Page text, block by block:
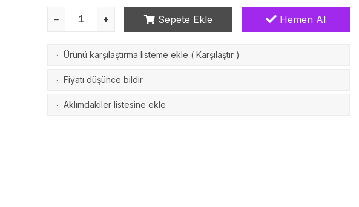
Sepete Ekle Hemen Al
· Ürünü karşılaştırma listeme ekle ( Karşılaştır )
· Fiyatı düşünce bildir
· Aklımdakiler listesine ekle